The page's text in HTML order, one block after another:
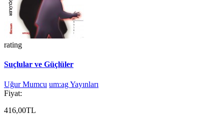
rating
Suçlular ve Güçlüler
Uğur Mumcu um:ag Yayınları
Fiyat:
416,00TL